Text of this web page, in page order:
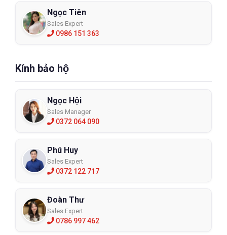
Ngọc Tiên
Sales Expert
0986 151 363
Kính bảo hộ
Ngọc Hội
Sales Manager
0372 064 090
Phú Huy
Sales Expert
0372 122 717
Đoàn Thư
Sales Expert
0786 997 462